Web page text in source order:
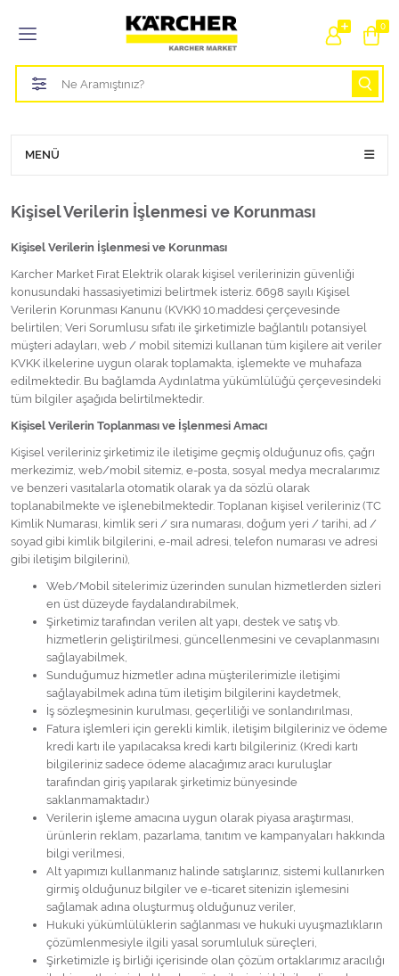
0
Tüm Kategoriler
Bahçe Sulama Ürünleri
Buharlı Temizlik Aparatları
Zemin Silme Makine Parçaları
Cam Silme Makine Parçaları
Halı Yıkama Makine Parçaları
Zemin Temizlik Makine Parçaları
Tüm Kategorileri Gör
MENÜ
Kişisel Verilerin İşlenmesi ve Korunması
Kişisel Verilerin İşlenmesi ve Korunması
Karcher Market Fırat Elektrik olarak kişisel verilerinizin güvenliği
konusundaki hassasiyetimizi belirtmek isteriz. 6698 sayılı Kişisel
Verilerin Korunması Kanunu (KVKK) 10.maddesi çerçevesinde
belirtilen; Veri Sorumlusu sıfatı ile şirketimizle bağlantılı potansiyel
müşteri adayları, web / mobil sitemizi kullanan tüm kişilere ait veriler
KVKK ilkelerine uygun olarak toplamakta, işlemekte ve muhafaza
edilmektedir. Bu bağlamda Aydınlatma yükümlülüğü çerçevesindeki
tüm bilgiler aşağıda belirtilmektedir.
Kişisel Verilerin Toplanması ve İşlenmesi Amacı
Kişisel verileriniz şirketimiz ile iletişime geçmiş olduğunuz ofis, çağrı
merkezimiz, web/mobil sitemiz, e-posta, sosyal medya mecralarımız
ve benzeri vasıtalarla otomatik olarak ya da sözlü olarak
toplanabilmekte ve işlenebilmektedir. Toplanan kişisel verileriniz (TC
Kimlik Numarası, kimlik seri / sıra numarası, doğum yeri / tarihi, ad /
soyad gibi kimlik bilgilerini, e-mail adresi, telefon numarası ve adresi
gibi iletişim bilgilerini),
Web/Mobil sitelerimiz üzerinden sunulan hizmetlerden sizleri
en üst düzeyde faydalandırabilmek,
Şirketimiz tarafından verilen alt yapı, destek ve satış vb.
hizmetlerin geliştirilmesi, güncellenmesini ve cevaplanmasını
sağlayabilmek,
Sunduğumuz hizmetler adına müşterilerimizle iletişimi
sağlayabilmek adına tüm iletişim bilgilerini kaydetmek,
İş sözleşmesinin kurulması, geçerliliği ve sonlandırılması,
Fatura işlemleri için gerekli kimlik, iletişim bilgileriniz ve ödeme
kredi kartı ile yapılacaksa kredi kartı bilgileriniz. (Kredi kartı
bilgileriniz sadece ödeme alacağımız aracı kuruluşlar
tarafından giriş yapılarak şirketimiz bünyesinde
saklanmamaktadır.)
Verilerin işleme amacına uygun olarak piyasa araştırması,
ürünlerin reklam, pazarlama, tanıtım ve kampanyaları hakkında
bilgi verilmesi,
Alt yapımızı kullanmanız halinde satışlarınız, sistemi kullanırken
girmiş olduğunuz bilgiler ve e-ticaret sitenizin işlemesini
sağlamak adına oluşturmuş olduğunuz veriler,
Hukuki yükümlülüklerin sağlanması ve hukuki uyuşmazlıkların
çözümlenmesiyle ilgili yasal sorumluluk süreçleri,
Şirketimizle iş birliği içerisinde olan çözüm ortaklarımız aracılığı